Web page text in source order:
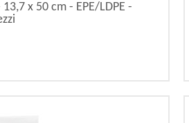
x 50 cm - EPE/LDPE -